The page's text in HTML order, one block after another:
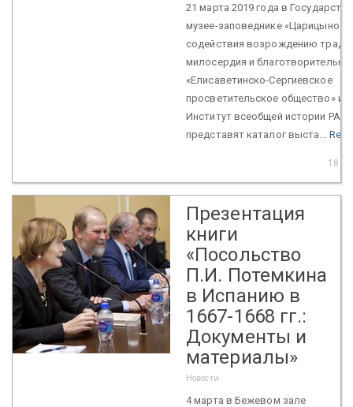
21 марта 2019 года в
музее-заповеднике «Царицыно»
содействия возрождению
милосердия и
«Елисаветинско-Сергиевское
просветительское общество» и
Институт всеобщей истории РАН
представят каталог выста...
18
Презентация
книги
«Посольство
П.И. Потемкина
в Испанию в
1667-1668 гг.:
Документы и
материалы»
Новости
4 марта в Бежевом зале